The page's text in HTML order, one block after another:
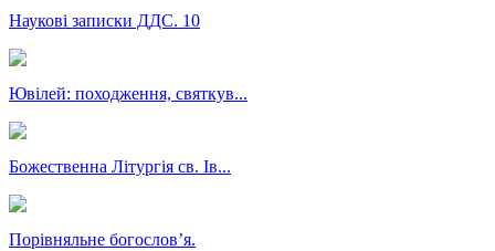
Наукові записки ДДС. 10
Ювілей: походження, святкув...
Божественна Літургія св. Ів...
Порівняльне богословʼя.